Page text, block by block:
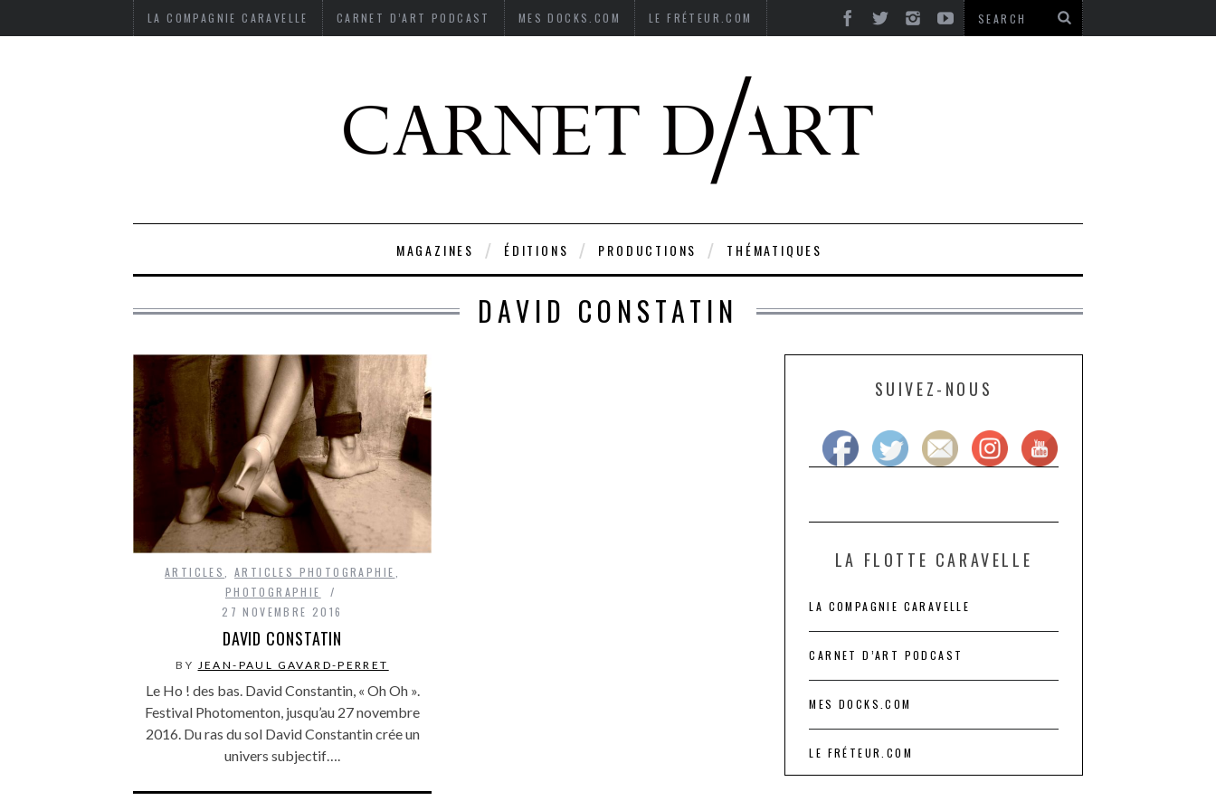
LA COMPAGNIE CARAVELLE CARNET D’ART PODCAST MES DOCKS.COM LE FRÉTEUR.COM
MAGAZINES ÉDITIONS PRODUCTIONS THÉMATIQUES
DAVID CONSTATIN
ARTICLES ,ARTICLES PHOTOGRAPHIE
PHOTOGRAPHIE
27 NOVEMBRE 2016
DAVID CONSTATIN
BY JEAN-PAUL GAVARD-PERRET
Le Ho ! des bas. David Constantin, « Oh Oh ».
Festival Photomenton, jusqu’au 27 novembre
2016. Du ras du sol David Constantin crée un
univers subjectif….
SUIVEZ-NOUS
LA FLOTTE CARAVELLE
LA COMPAGNIE CARAVELLE
CARNET D’ART PODCAST
MES DOCKS.COM
LE FRÉTEUR.COM